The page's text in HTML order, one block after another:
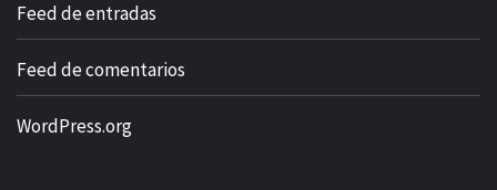
Feed de entradas
Feed de comentarios
WordPress.org